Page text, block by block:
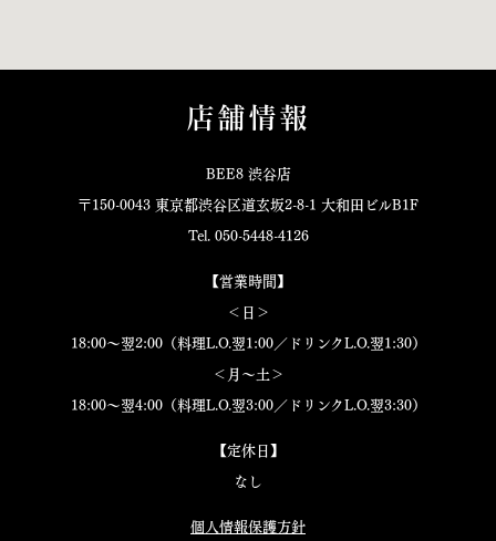
店舗情報
BEE8 渋谷店
〒150-0043 東京都渋谷区道玄坂2-8-1 大和田ビルB1F
Tel. 050-5448-4126
【営業時間】
＜日＞
18:00～翌2:00（料理L.O.翌1:00／ドリンクL.O.翌1:30）
＜月～土＞
18:00～翌4:00（料理L.O.翌3:00／ドリンクL.O.翌3:30）
【定休日】
なし
個人情報保護方針